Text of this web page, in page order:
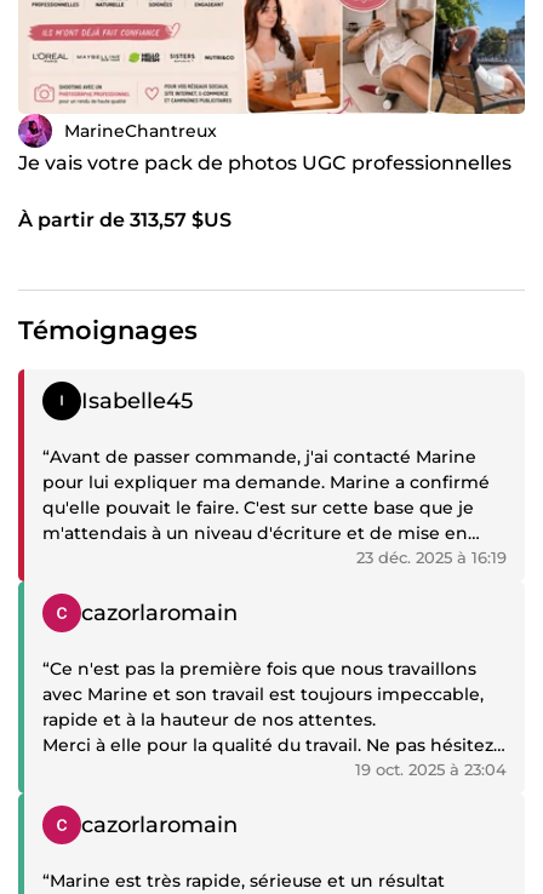
MarineChantreux
Je vais votre pack de photos UGC professionnelles
À partir de 313,57 $US
Témoignages
Témoignage négatif
Isabelle45
“Avant de passer commande, j'ai contacté Marine
pour lui expliquer ma demande. Marine a confirmé
qu'elle pouvait le faire. C'est sur cette base que je
m'attendais à un niveau d'écriture et de mise en
forme plus abouti et plus structuré. Le rendu ne
passion de l'écriture est une base précieuse et
j'invite Marine à continuer à se former pour
renforcer la qualité globale. Ce retour n'a rien de
personnel. Marine a fait preuve de beaucoup de
sérieux et de bonne volonté pour réaliser ce travail.
Je la remercie pour ça.”
23 déc. 2025 à 16:19
Témoignage positif
cazorlaromain
“Ce n'est pas la première fois que nous travaillons
avec Marine et son travail est toujours impeccable,
rapide et à la hauteur de nos attentes.
Merci à elle pour la qualité du travail. Ne pas hésitez
19 oct. 2025 à 23:04
Témoignage positif
cazorlaromain
“Marine est très rapide, sérieuse et un résultat